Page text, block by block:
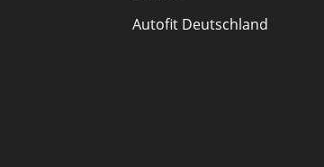
Autofit Deutschland